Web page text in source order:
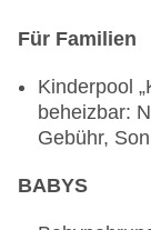
zusätzlichen
https://
Für Familien
Kinderpool
beheizbar:
Gebühr,
BABYS